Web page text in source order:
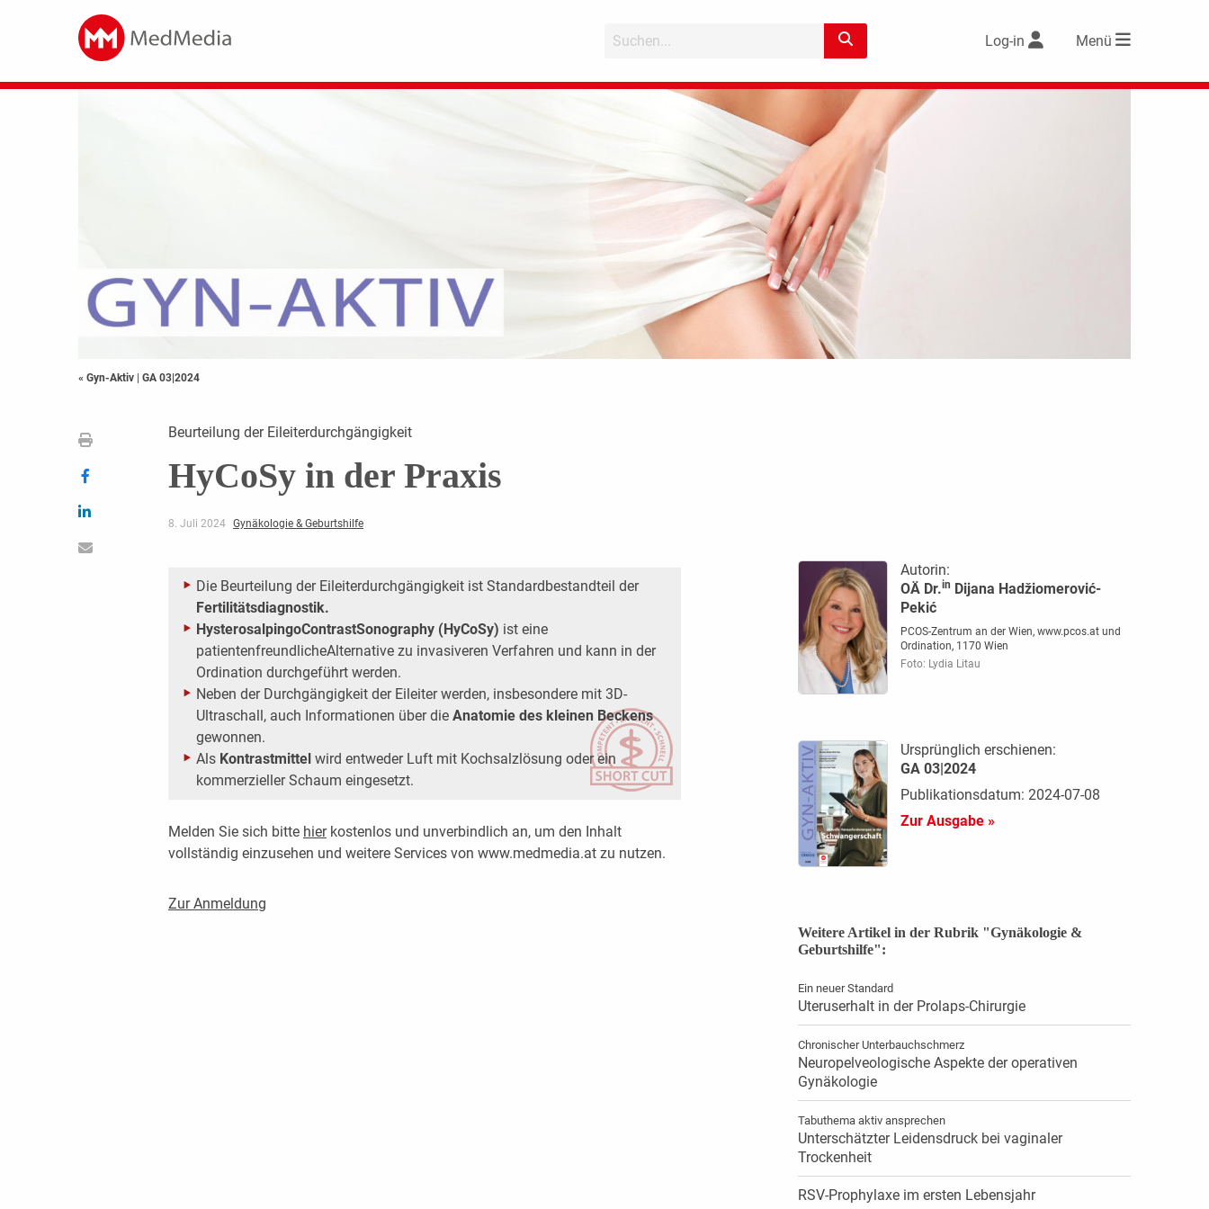
Log-in Menü
« Gyn-Aktiv | GA 03|2024
Beurteilung der Eileiterdurchgängigkeit
HyCoSy in der Praxis
8. Juli 2024 Gynäkologie & Geburtshilfe
Die Beurteilung der Eileiterdurchgängigkeit ist Standardbestandteil der
Fertilitätsdiagnostik.
HysterosalpingoContrastSonography (HyCoSy) ist eine
patientenfreundlicheAlternative zu invasiveren Verfahren und kann in der
Ordination durchgeführt werden.
Neben der Durchgängigkeit der Eileiter werden, insbesondere mit 3D-
Ultraschall, auch Informationen über die Anatomie des kleinen Beckens
gewonnen.
Als Kontrastmittel wird entweder Luft mit Kochsalzlösung oder ein
kommerzieller Schaum eingesetzt.
Melden Sie sich bitte hierkostenlos und unverbindlich an, um den Inhalt
vollständig einzusehen und weitere Services von www.medmedia.at zu nutzen.
Zur Anmeldung
Autorin:
OÄ Dr.in Dijana Hadžiomerović-
Pekić
PCOS-Zentrum an der Wien, www.pcos.at und
Ordination, 1170 Wien
Foto: Lydia Litau
Ursprünglich erschienen:
GA 03|2024
Publikationsdatum: 2024-07-08
Zur Ausgabe »
Weitere Artikel in der Rubrik "Gynäkologie &
Geburtshilfe":
Ein neuer Standard
Uteruserhalt in der Prolaps-Chirurgie
Chronischer Unterbauchschmerz
Neuropelveologische Aspekte der operativen
Gynäkologie
Tabuthema aktiv ansprechen
Unterschätzter Leidensdruck bei vaginaler
Trockenheit
RSV-Prophylaxe im ersten Lebensjahr